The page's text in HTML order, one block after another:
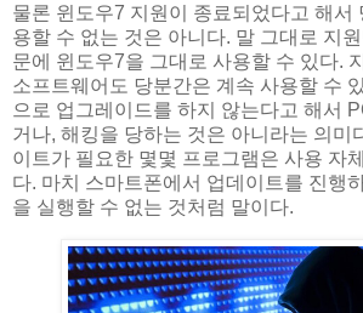
물론 윈도우7 지원이 종료되었다고 해서
용할 수 없는 것은 아니다. 말 그대로 지
문에 윈도우7을 그대로 사용할 수 있다.
소프트웨어도 당분간은 계속 사용할 수
으로 업그레이드를 하지 않는다고 해서
거나, 해킹을 당하는 것은 아니라는 의미
이트가 필요한 몇몇 프로그램은 사용 자
다. 마치 스마트폰에서 업데이트를 진행
을 실행할 수 없는 것처럼 말이다.